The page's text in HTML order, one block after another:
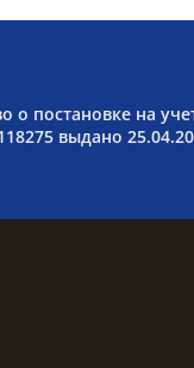
о постановке на
выдано